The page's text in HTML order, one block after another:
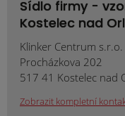
Sídlo firmy -
Kostelec nad
Klinker Centrum s.r.o.
Procházkova 202
517 41 Kostelec nad
Zobrazit kompletní